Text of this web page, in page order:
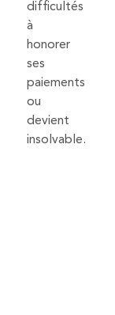
difficultés
à
honorer
ses
paiements
ou
devient
insolvable.